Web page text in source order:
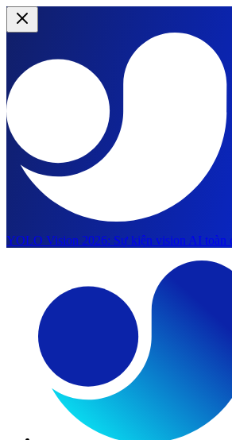
YOLO Vision 2026: Sự kiện vision AI toàn